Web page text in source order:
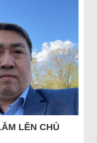
LÊN CHỦ